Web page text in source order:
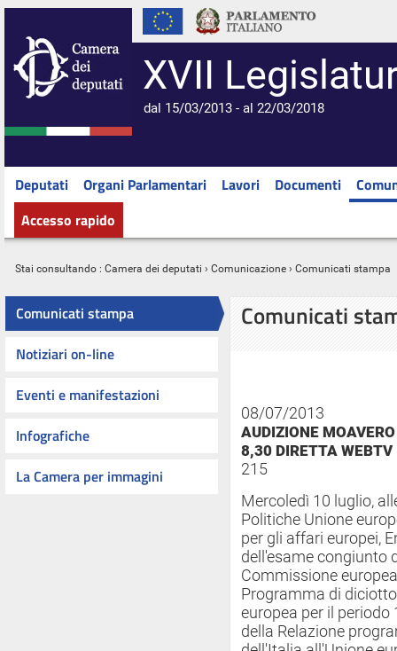
XVII
dal 15/03/2013 - al 22/03/2018
Deputati Organi Parlamentari Lavori Documenti
Accesso rapido
Stai consultando : Camera dei deputati › Comunicazione › Comunicati stampa
Comunicati stampa
Notiziari on-line
Eventi e manifestazioni
Infografiche
La Camera per immagini
Comunicati
08/07/2013
AUDIZIONE
8,30 DIRETTA WEBTV
215
Mercoledì 10 luglio,
Politiche Unione
per gli affari europei,
dell'esame congiunto
Commissione
Programma di
europea per il periodo
della Relazione